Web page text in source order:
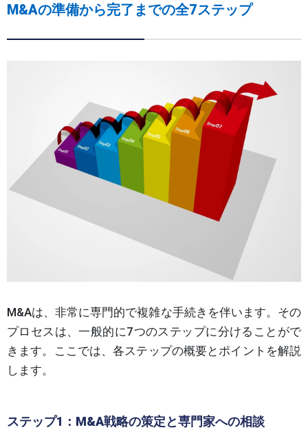
M&Aの準備から完了までの全7ステップ
M&Aは、非常に専門的で複雑な手続きを伴います。その
プロセスは、一般的に7つのステップに分けることがで
きます。ここでは、各ステップの概要とポイントを解説
します。
ステップ1：M&A戦略の策定と専門家への相談